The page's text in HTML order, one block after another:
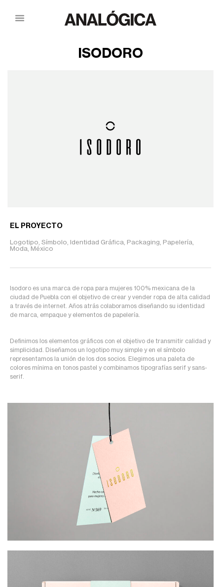
ISODORO
EL PROYECTO
Logotipo, Símbolo, Identidad Gráfica, Packaging, Papelería,
Moda, México
Isodoro es una marca de ropa para mujeres 100% mexicana de la
ciudad de Puebla con el objetivo de crear y vender ropa de alta calidad
a través de internet. Años atrás colaboramos diseñando su identidad
de marca, empaque y elementos de papelería.
Definimos los elementos gráficos con el objetivo de transmitir calidad y
simplicidad. Diseñamos un logotipo muy simple y en el símbolo
representamos la unión de los dos socios. Elegimos una paleta de
colores mínima en tonos pastel y combinamos tipografías serif y sans-
serif.